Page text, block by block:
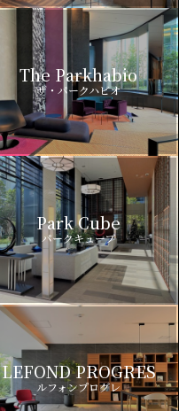
The Parkhabio
ザ・パークハビオ
Park Cube
パークキューブ
LEFOND PROGRES
ルフォンプログレ